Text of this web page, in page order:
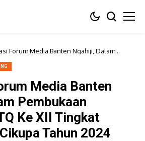
Forum Media Banten Ngahiji, Dalam
Cikupa Tahun 2024
Media Banten
Pembukaan
Ke XII Tingkat
Tahun 2024